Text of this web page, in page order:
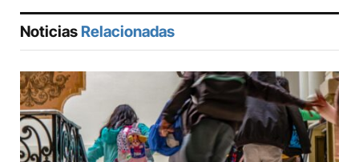
Noticias Relacionadas